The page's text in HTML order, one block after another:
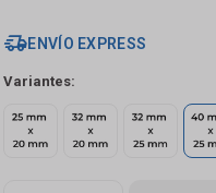
ENVÍO EXPRESS
Variantes: